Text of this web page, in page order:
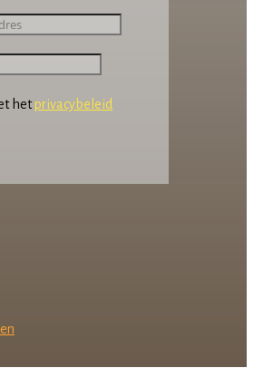
hetprivacybeleid